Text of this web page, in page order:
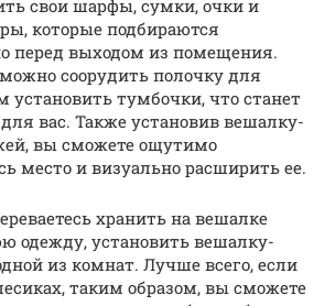
свои шарфы, сумки, очки и
которые подбираются
перед выходом из помещения.
соорудить полочку для
установить тумбочки, что станет
вас. Также установив вешалку-
вы сможете ощутимо
место и визуально расширить ее.
хранить на вешалке
одежду, установить вешалку-
из комнат. Лучше всего, если
таким образом, вы сможете